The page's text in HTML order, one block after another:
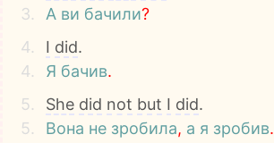
3.
А ви бачили?
4.
I did.
4.
Я бачив.
5.
She did not but I did.
5.
Вона не зробила, а я зробив.